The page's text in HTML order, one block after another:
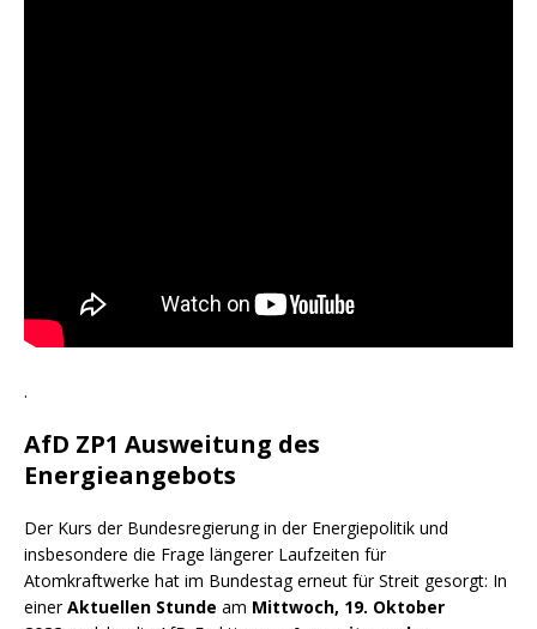
.
AfD ZP1 Ausweitung des
Energieangebots
Der Kurs der Bundesregierung in der Energiepolitik und
insbesondere die Frage längerer Laufzeiten für
Atomkraftwerke hat im Bundestag erneut für Streit gesorgt: In
einerAktuellen Stunde am Mittwoch, 19. Oktober